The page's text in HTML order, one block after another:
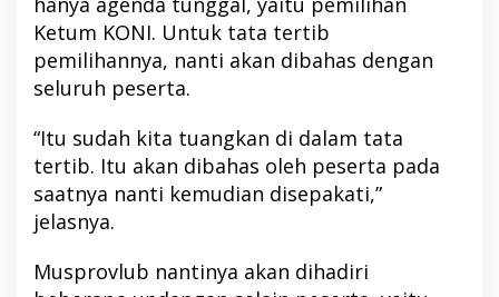
Ketum KONI. Untuk tata tertib
pemilihannya, nanti akan dibahas dengan
seluruh peserta.
“Itu sudah kita tuangkan di dalam tata
tertib. Itu akan dibahas oleh peserta pada
saatnya nanti kemudian disepakati,”
jelasnya.
Musprovlub nantinya akan dihadiri